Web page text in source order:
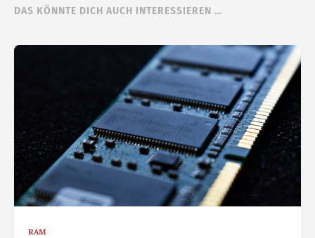
DAS KÖNNTE DICH AUCH INTERESSIEREN …
RAM